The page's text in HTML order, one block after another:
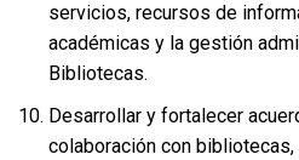
servicios, recursos de
académicas y la gestión
Bibliotecas.
Desarrollar y fortalecer
colaboración con